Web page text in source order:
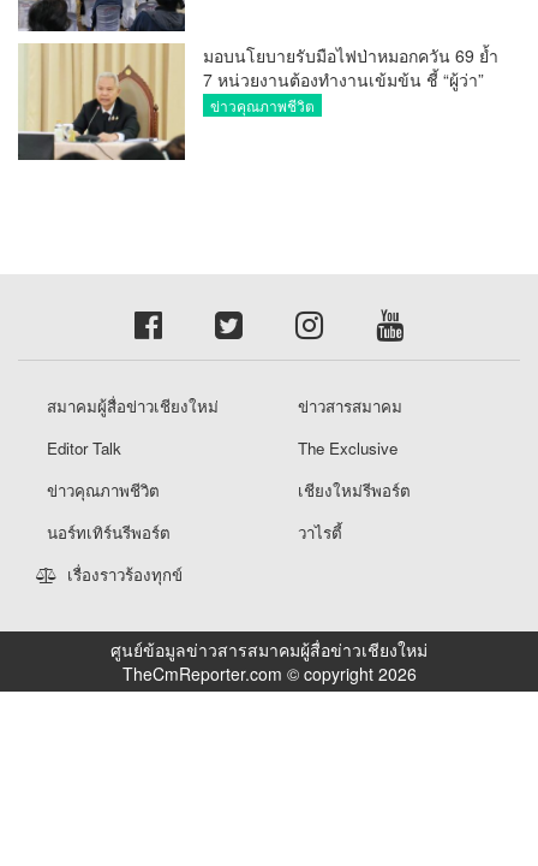
มอบนโยบายรับมือไฟป่าหมอกควัน 69 ย้ำ
7 หน่วยงานต้องทำงานเข้มข้น ชี้ “ผู้ว่า”
คีย์แมนสำคัญทำปัญหาลด
ข่าวคุณภาพชีวิต
สมาคมผู้สื่อข่าวเชียงใหม่
ข่าวสารสมาคม
Editor Talk
The Exclusive
ข่าวคุณภาพชีวิต
เชียงใหม่รีพอร์ต
นอร์ทเทิร์นรีพอร์ต
วาไรตี้
เรื่องราวร้องทุกข์
ศูนย์ข้อมูลข่าวสารสมาคมผู้สื่อข่าวเชียงใหม่
TheCmReporter.com © copyright 2026